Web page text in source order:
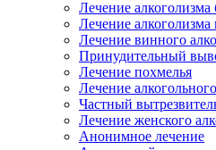
Лечение алкоголизма
Лечение
Лечение винного
Принудительный
Лечение похмелья
Лечение
Частный
Лечение женского
Анонимное лечение